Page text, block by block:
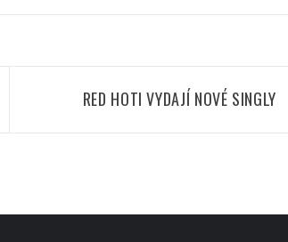
RED HOTI VYDAJÍ NOVÉ SINGLY